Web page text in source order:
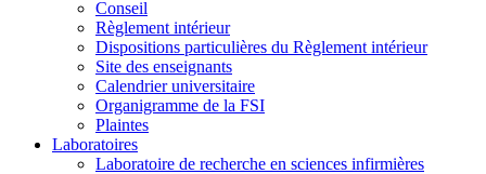
Conseil
Règlement intérieur
Dispositions particulières du Règlement intérieur
Site des enseignants
Calendrier universitaire
Organigramme de la FSI
Plaintes
Laboratoires
Laboratoire de recherche en sciences infirmières